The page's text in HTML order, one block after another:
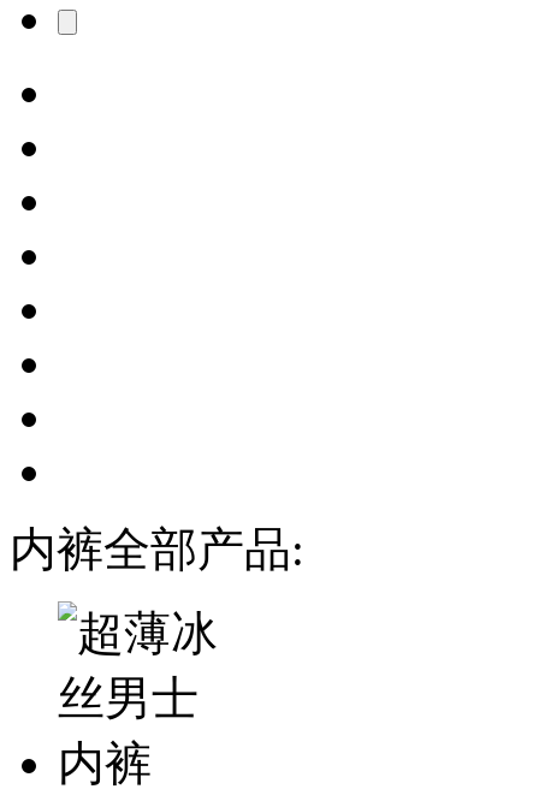
内裤全部产品: